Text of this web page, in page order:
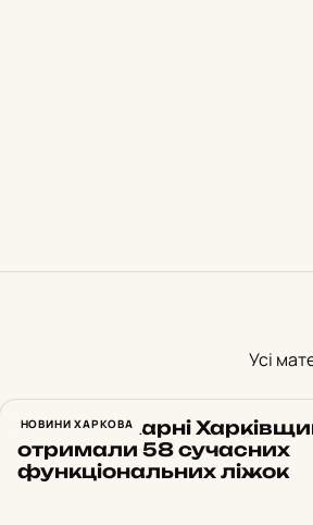
Усі
НОВИНИ ХАРКОВА
Ще три лікарні
отримали 58 сучасних
функціональних ліжок